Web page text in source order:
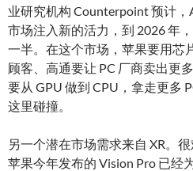
业研究机构 Counterpoint 预计
市场注入新的活力，到 2026 年
一半。在这个市场，苹果要用芯
顾客、高通要让 PC 厂商卖出更
要从 GPU 做到 CPU，拿走更多
这里碰撞。
另一个潜在市场需求来自 XR。
苹果今年发布的 Vision Pro 已